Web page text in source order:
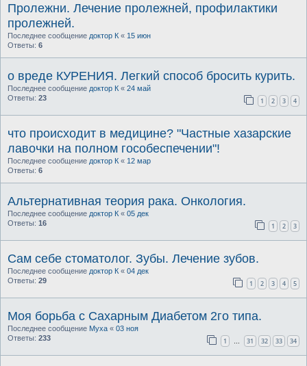
Пролежни. Лечение пролежней, профилактики
пролежней.
Последнее сообщение доктор К « 15 июн
Ответы: 6
о вреде КУРЕНИЯ. Легкий способ бросить курить.
Последнее сообщение доктор К « 24 май
Ответы: 23 1 2 3 4
что происходит в медицине? "Частные хазарские
лавочки на полном гособеспечении"!
Последнее сообщение доктор К « 12 мар
Ответы: 6
Альтернативная теория рака. Онкология.
Последнее сообщение доктор К « 05 дек
Ответы: 16 1 2 3
Сам себе стоматолог. Зубы. Лечение зубов.
Последнее сообщение доктор К « 04 дек
Ответы: 29 1 2 3 4 5
Моя борьба с Сахарным Диабетом 2го типа.
Последнее сообщение Муха « 03 ноя
Ответы: 233 1 … 31 32 33 34